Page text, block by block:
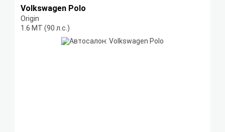
Volkswagen Polo
Origin
1.6 MT (90 л.с.)